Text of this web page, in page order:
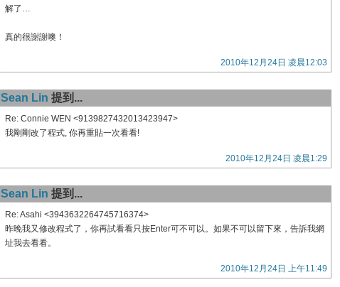
解了…
真的很謝謝噢！
2010年12月24日 凌晨12:03
Sean Lin 提到...
Re: Connie WEN <9139827432013423947>
我剛剛改了程式, 你再重貼一次看看!
2010年12月24日 凌晨1:29
Sean Lin 提到...
Re: Asahi <3943632264745716374>
昨晚我又修改程式了，你再試看看只按Enter可不可以。如果不可以留下來，告訴我網
址我去看看。
2010年12月24日 上午11:49